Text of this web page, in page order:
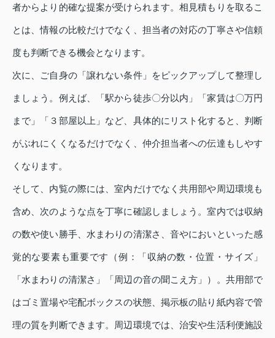
者からより的確な提案が受けられます。相見積もりを取るこ
とは、情報の比較だけでなく、担当者の対応の丁寧さや信頼
度も判断できる機会となります。
次に、ご自身の「譲れない条件」をピックアップして整理し
ましょう。例えば、「駅から徒歩〇分以内」「家賃は〇万円
まで」「３部屋以上」など、具体的にリスト化すると、判断
がぶれにくくなるだけでなく、仲介担当者への伝達もしやす
くなります。
そして、内覧の際には、室内だけでなく共用部や周辺環境も
含め、次のような点を丁寧に確認しましょう。室内では収納
の数や使い勝手、水まわりの清潔さ、音やにおいといった感
覚的な要素も重要です（例：「収納の数・位置・サイズ」
「水まわりの清潔さ」「周辺の音の聞こえ方」）。共用部で
はゴミ置場や宅配ボックスの状態、掲示板の貼り紙内容で管
理の質を判断できます。周辺環境では、治安や生活利便施設